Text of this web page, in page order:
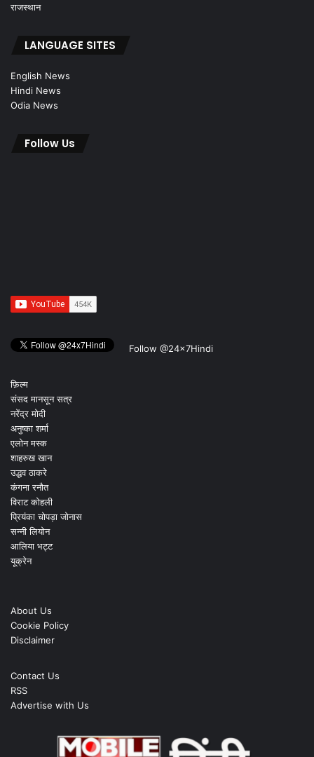
राजस्थान
LANGUAGE SITES
English News
Hindi News
Odia News
Follow Us
Follow @24x7Hindi
फ़िल्म
संसद मानसून सत्र
नरेंद्र मोदी
अनुष्का शर्मा
एलोन मस्क
शाहरुख खान
उद्धव ठाकरे
कंगना रनौत
विराट कोहली
प्रियंका चोपड़ा जोनास
सन्नी लियोन
आलिया भट्ट
यूक्रेन
About Us
Cookie Policy
Disclaimer
Contact Us
RSS
Advertise with Us